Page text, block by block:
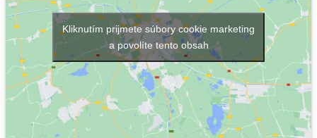
Kliknutím prijmete súbory cookie marketing
a povolíte tento obsah